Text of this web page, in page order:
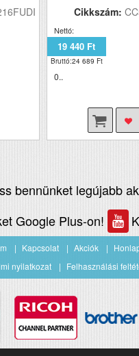
Cikkszám:
Nettó:
19 440 Ft
Bruttó:24 689 Ft
0..
bennünket legújabb
Google Plus-on!
Kapcsolat Akciók
nyilatkozat Felhasználási